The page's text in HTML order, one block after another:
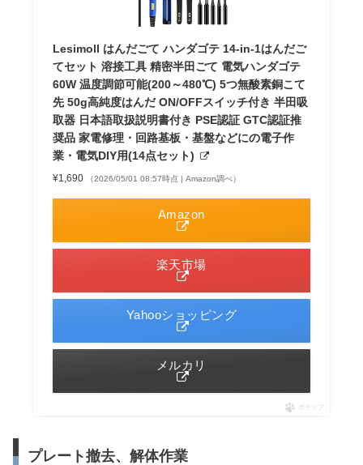
Lesimoll はんだごて ハンダゴテ 14-in-1はんだご
てセット 溶接工具 精密半田ごて 電気ハンダゴテ
60W 温度調節可能(200～480℃) 5つ無酸素銅こて
先 50g高純度はんだ ON/OFFスイッチ付き 半田吸
取器 日本語取扱説明書付き PSE認証 GTC認証推
奨品 家電修理・回路基板・基盤などにの電子作
業・電気DIY用(14点セット)
¥1,690 （2026/05/01 08:57時点 | Amazon調べ）
Amazon
楽天市場
Yahooショッピング
メルカリ
ポチップ
プレート撤去、解体作業